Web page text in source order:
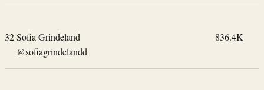
32Sofia Grindeland
@sofiagrindelandd
836.4K